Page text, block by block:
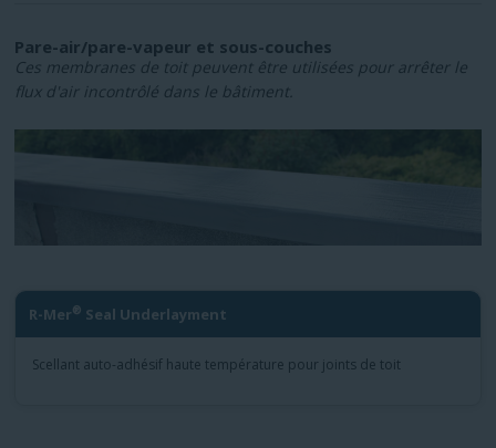
Pare-air/pare-vapeur et sous-couches
Ces membranes de toit peuvent être utilisées pour arrêter le
flux d'air incontrôlé dans le bâtiment.
R-Mer® Seal Underlayment
Scellant auto-adhésif haute température pour joints de toit